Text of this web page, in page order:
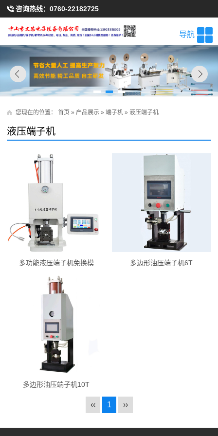
咨询热线： 0760-22182725
导航
您现在的位置： 首页 » 产品展示 » 端子机 » 液压端子机
液压端子机
多功能液压端子机免换模 多边形油压端子机6T
多边形油压端子机10T
‹‹ 1 ››